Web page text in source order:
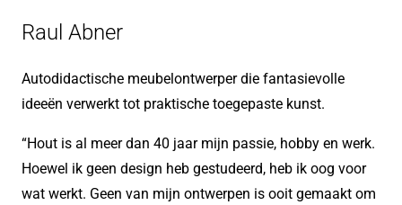
Raul Abner
Autodidactische meubelontwerper die fantasievolle
ideeën verwerkt tot praktische toegepaste kunst.
“Hout is al meer dan 40 jaar mijn passie, hobby en werk.
Hoewel ik geen design heb gestudeerd, heb ik oog voor
wat werkt. Geen van mijn ontwerpen is ooit gemaakt om